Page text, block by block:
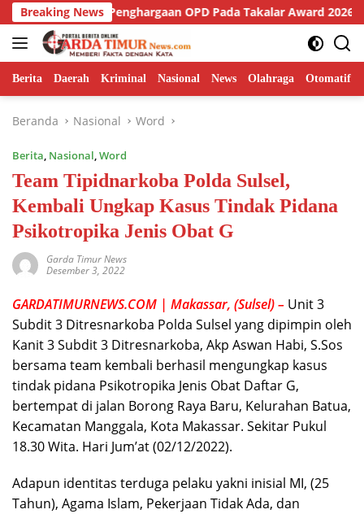
Langsung
ke
konten
Breaking News
Raih Penghargaan OPD Pada Takalar Award 2026.
Berita Daerah Kriminal Nasional News Olahraga Otomatif
Beranda Nasional Word
Berita, Nasional,Word
Team Tipidnarkoba Polda Sulsel,
Kembali Ungkap Kasus Tindak Pidana
Psikotropika Jenis Obat G
Garda Timur News
Desember 3, 2022
GARDATIMURNEWS.COM | Makassar, (Sulsel) – Unit 3
Subdit 3 Ditresnarkoba Polda Sulsel yang dipimpin oleh
Kanit 3 Subdit 3 Ditresnarkoba, Akp Aswan Habi, S.Sos
bersama team kembali berhasil mengungkap kasus
tindak pidana Psikotropika Jenis Obat Daftar G,
bertempat di jalan Borong Raya Baru, Kelurahan Batua,
Kecamatan Manggala, Kota Makassar. Sekitar Pukul
18.30 Wita. Hari Jum’at (02/12/2022).
Adapun identitas terduga pelaku yakni inisial MI, (25
Tahun), Agama Islam, Pekerjaan Tidak Ada, dan